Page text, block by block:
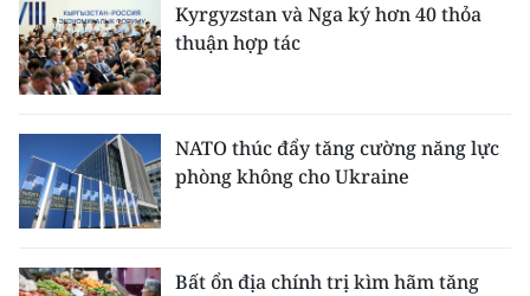
Kyrgyzstan và Nga ký hơn 40 thỏa
thuận hợp tác
NATO thúc đẩy tăng cường năng lực
phòng không cho Ukraine
Bất ổn địa chính trị kìm hãm tăng